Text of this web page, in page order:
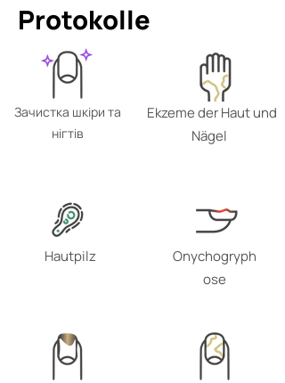
Protokolle
Зачистка шкіри та
нігтів
Hautpilz
Ekzeme der Haut und
Nägel
Onychogryph
ose